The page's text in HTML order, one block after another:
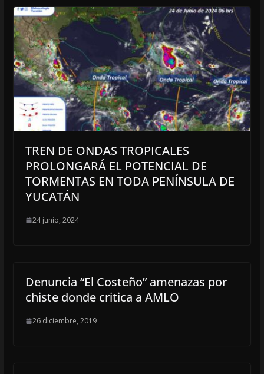
TREN DE ONDAS TROPICALES
PROLONGARÁ EL POTENCIAL DE
TORMENTAS EN TODA PENÍNSULA DE
YUCATÁN
24 junio, 2024
Denuncia “El Costeño” amenazas por
chiste donde critica a AMLO
26 diciembre, 2019